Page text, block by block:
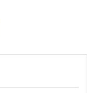
宮本信也）
平岩幹男）
雅子）